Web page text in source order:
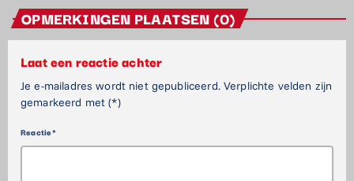
OPMERKINGEN PLAATSEN (0)
Laat een reactie achter
Je e-mailadres wordt niet gepubliceerd. Verplichte velden zijn
gemarkeerd met (*)
Reactie*